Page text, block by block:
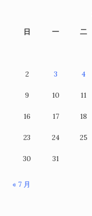
日
一 二
2 3 4
9 10 11
16 17 18
23 24 25
30 31
« 7 月